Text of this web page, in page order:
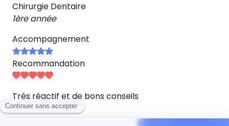
Chirurgie Dentaire
1ère année
Accompagnement
Recommandation
Très réactif et de bons conseils